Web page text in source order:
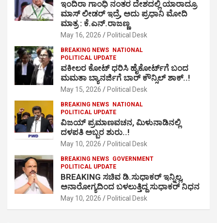
ಇಂದಿರಾ ಗಾಂಧಿ ನಂತರ ದೇಶದಲ್ಲಿ ಯಾರಾದ್ರೂ
ಮಾಸ್ ಲೀಡರ್ ಇದ್ರೆ, ಅದು ಪ್ರಧಾನಿ ಮೋದಿ
ಮಾತ್ರ : ಕೆ.ಎನ್.ರಾಜಣ್ಣ
May 16, 2026 Political Desk
BREAKING NEWS
NATIONAL
POLITICAL UPDATE
ವಕೀಲರ ಕೋಟ್ ಧರಿಸಿ ಹೈಕೋರ್ಟ್​ಗೆ ಬಂದ
ಮಮತಾ ಬ್ಯಾನರ್ಜಿಗೆ ಬಾರ್ ಕೌನ್ಸಿಲ್ ಶಾಕ್..!
May 15, 2026 Political Desk
BREAKING NEWS
NATIONAL
POLITICAL UPDATE
ವಿಜಯ್ ಪ್ರಮಾಣವಚನ, ಮಿಳುನಾಡಿನಲ್ಲಿ
ದಳಪತಿ ಅಬ್ಬರ ಶುರು..!
May 10, 2026 Political Desk
BREAKING NEWS GOVERNMENT
POLITICAL UPDATE
BREAKING ಸಚಿವ ಡಿ.ಸುಧಾಕರ್ ಇನ್ನಿಲ್ಲ,
ಅನಾರೋಗ್ಯದಿಂದ ಬಳಲುತ್ತಿದ್ದ ಸುಧಾಕರ್ ನಿಧನ
May 10, 2026 Political Desk